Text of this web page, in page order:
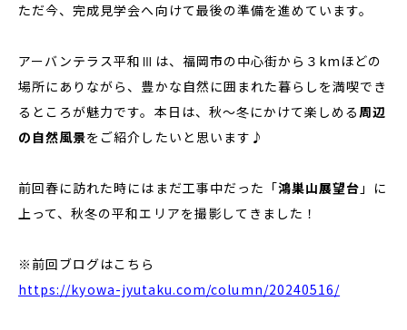
ただ今、完成見学会へ向けて最後の準備を進めています。
アーバンテラス平和Ⅲは、福岡市の中心街から３kmほどの
場所にありながら、豊かな自然に囲まれた暮らしを満喫でき
るところが魅力です。本日は、秋〜冬にかけて楽しめる周辺
の自然風景をご紹介したいと思います♪
前回春に訪れた時にはまだ工事中だった「鴻巣山展望台 」に
上って、秋冬の平和エリアを撮影してきました！
※前回ブログはこちら
https://kyowa-jyutaku.com/column/20240516/